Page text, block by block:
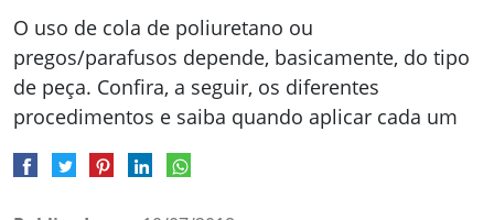
O uso de cola de poliuretano ou
pregos/parafusos depende, basicamente, do tipo
de peça. Confira, a seguir, os diferentes
procedimentos e saiba quando aplicar cada um